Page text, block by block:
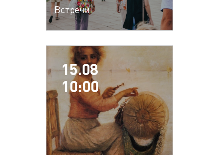
Встречи
15.08
10:00